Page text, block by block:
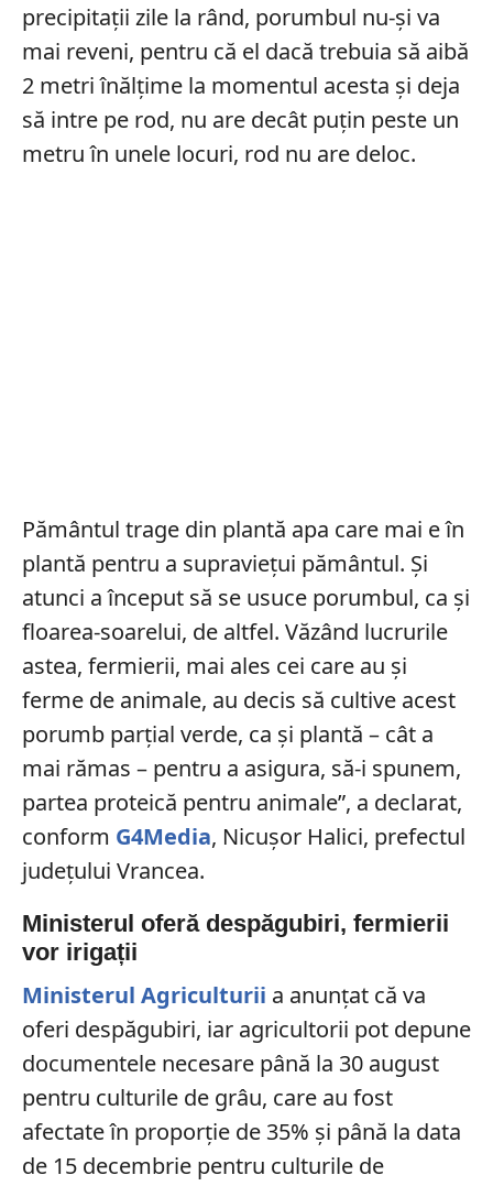
precipitații zile la rând, porumbul nu-și va
mai reveni, pentru că el dacă trebuia să aibă
2 metri înălțime la momentul acesta și deja
să intre pe rod, nu are decât puțin peste un
metru în unele locuri, rod nu are deloc.
Pământul trage din plantă apa care mai e în
plantă pentru a supraviețui pământul. Și
atunci a început să se usuce porumbul, ca și
floarea-soarelui, de altfel. Văzând lucrurile
astea, fermierii, mai ales cei care au și
ferme de animale, au decis să cultive acest
porumb parțial verde, ca și plantă – cât a
mai rămas – pentru a asigura, să-i spunem,
partea proteică pentru animale”, a declarat,
conform G4Media, Nicușor Halici, prefectul
județului Vrancea.
Ministerul oferă despăgubiri, fermierii
vor irigații
Ministerul Agriculturii a anunțat că va
oferi despăgubiri, iar agricultorii pot depune
documentele necesare până la 30 august
pentru culturile de grâu, care au fost
afectate în proporție de 35% și până la data
de 15 decembrie pentru culturile de